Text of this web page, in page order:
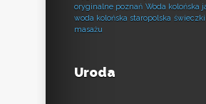
oryginalne poznań Woda kolońska
woda kolońska staropolska
masażu
Uroda